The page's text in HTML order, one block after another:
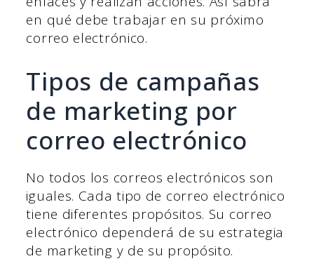
en qué debe trabajar en su próximo
correo electrónico.
Tipos de campañas
de marketing por
correo electrónico
No todos los correos electrónicos son
iguales. Cada tipo de correo electrónico
tiene diferentes propósitos. Su correo
electrónico dependerá de su estrategia
de marketing y de su propósito.